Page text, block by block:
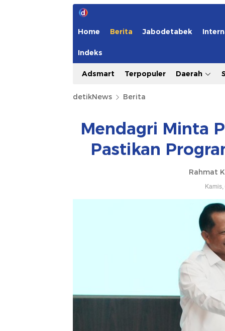
Home Berita Jabodetabek
Indeks
Adsmart Terpopuler Daerah
detikNews Berita
Mendagri Minta
Pastikan
Rahmat